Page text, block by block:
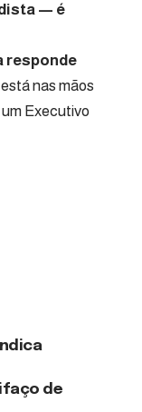
— é
responde
nas mãos
Executivo
de